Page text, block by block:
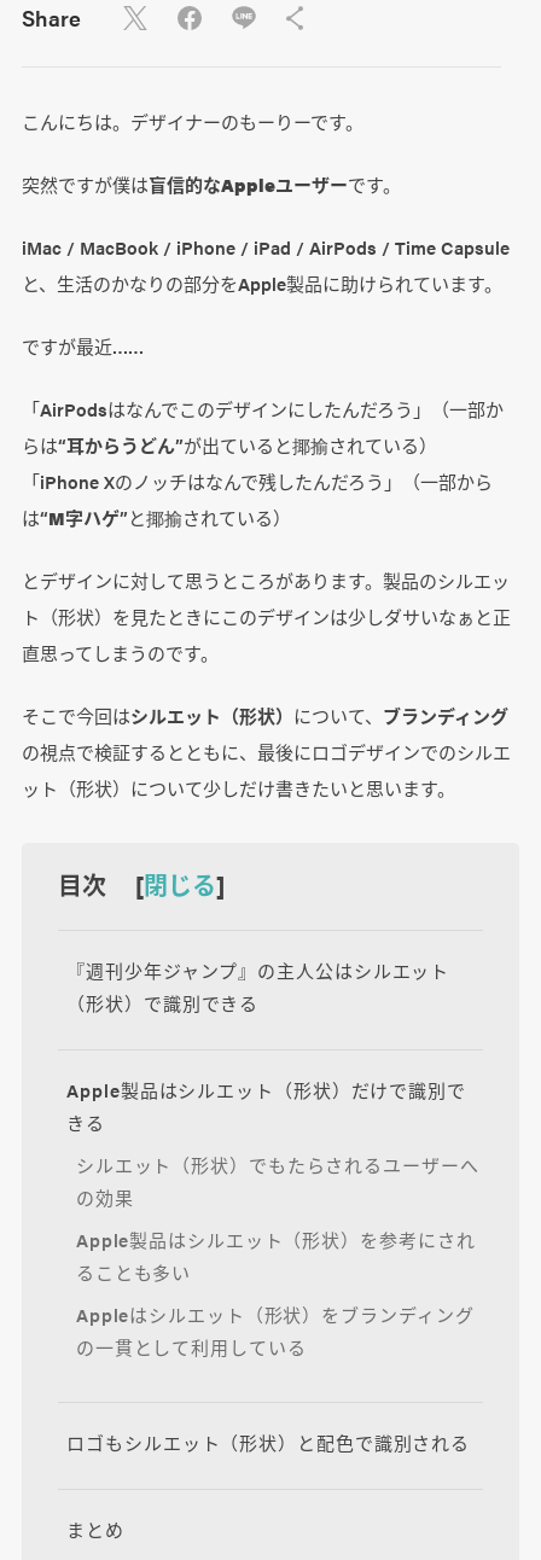
Share
こんにちは。デザイナーのもーりーです。
突然ですが僕は盲信的なAppleユーザーです。
iMac / MacBook / iPhone / iPad / AirPods / Time Capsule
と、生活のかなりの部分をApple製品に助けられています。
ですが最近……
「AirPodsはなんでこのデザインにしたんだろう」（一部か
らは“耳からうどん”が出ていると揶揄されている）
「iPhone Xのノッチはなんで残したんだろう」（一部から
は“M字ハゲ”と揶揄されている）
とデザインに対して思うところがあります。製品のシルエッ
ト（形状）を見たときにこのデザインは少しダサいなぁと正
直思ってしまうのです。
そこで今回はシルエット（形状） について、 ブランディング
の視点で検証するとともに、最後にロゴデザインでのシルエ
ット（形状）について少しだけ書きたいと思います。
目次 [閉じる]
『週刊少年ジャンプ』の主人公はシルエット
（形状）で識別できる
Apple製品はシルエット（形状）だけで識別で
きる
シルエット（形状）でもたらされるユーザーへ
の効果
Apple製品はシルエット（形状）を参考にされ
ることも多い
Appleはシルエット（形状）をブランディング
の一貫として利用している
ロゴもシルエット（形状）と配色で識別される
まとめ